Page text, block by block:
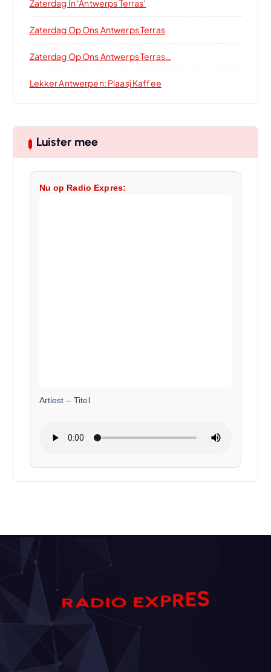
Zaterdag In ‘Antwerps Terras’
Zaterdag Op Ons Antwerps Terras
Zaterdag Op Ons Antwerps Terras…
Lekker Antwerpen: Plaasj Kaffee
Luister mee
Nu op Radio Expres:
Artiest – Titel
RADIO EXPRES